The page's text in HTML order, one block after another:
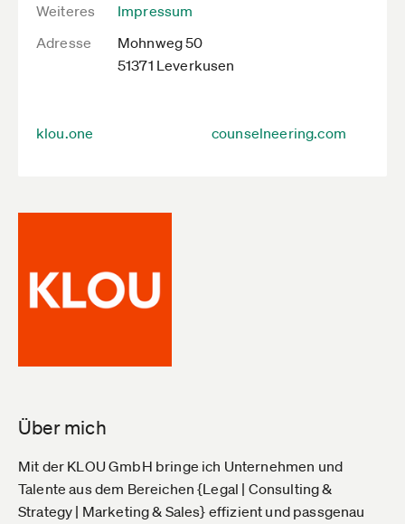
Weiteres
Impressum
Adresse
Mohnweg 50
51371 Leverkusen
klou.one counselneering.com
Über mich
Mit der KLOU GmbH bringe ich Unternehmen und
Talente aus dem Bereichen {Legal | Consulting &
Strategy | Marketing & Sales} effizient und passgenau